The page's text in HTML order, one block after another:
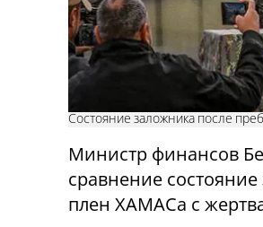
Состояние заложника после
Министр финансов
сравнение
плен ХАМАСа с